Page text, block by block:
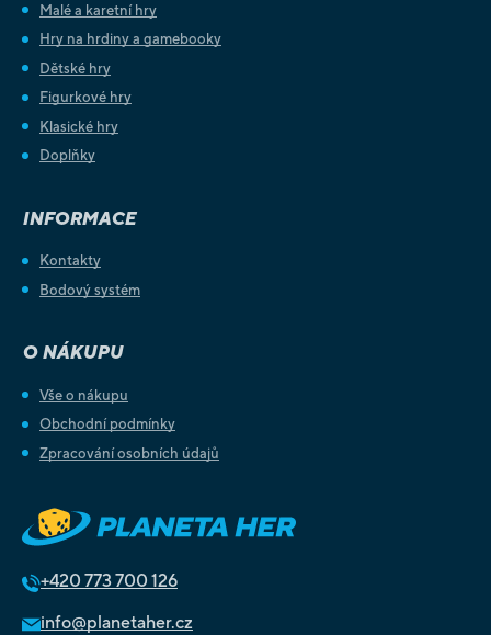
Malé a karetní hry
Hry na hrdiny a gamebooky
Dětské hry
Figurkové hry
Klasické hry
Doplňky
INFORMACE
Kontakty
Bodový systém
O NÁKUPU
Vše o nákupu
Obchodní podmínky
Zpracování osobních údajů
+420 773 700 126
info@planetaher.cz